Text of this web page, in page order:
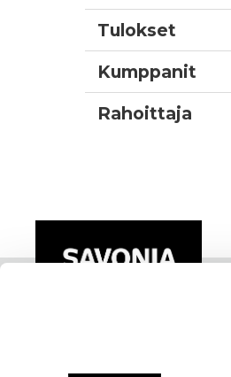
Tulokset
Kumppanit
Rahoittaja